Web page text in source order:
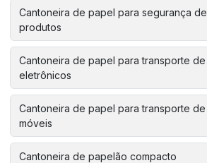
Cantoneira de papel para segurança de
produtos
Cantoneira de papel para transporte de
eletrônicos
Cantoneira de papel para transporte de
móveis
Cantoneira de papelão compacto